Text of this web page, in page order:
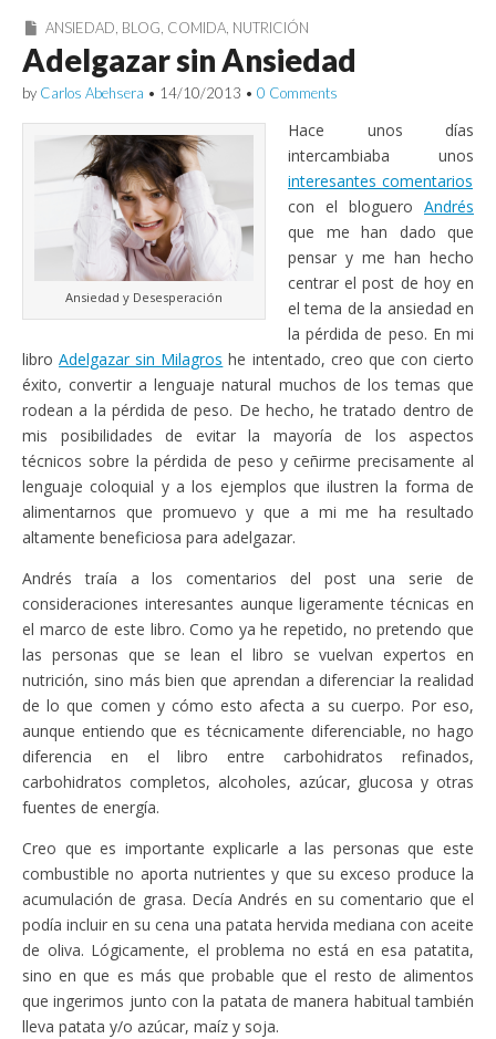
ANSIEDAD, BLOG, COMIDA, NUTRICIÓN
Adelgazar sin Ansiedad
by Carlos Abehsera • 14/10/2013 • 0 Comments
Ansiedad y Desesperación
Hace unos días
intercambiaba unos
interesantes comentarios
con el bloguero Andrés
que me han dado que
pensar y me han hecho
centrar el post de hoy en
el tema de la ansiedad en
la pérdida de peso. En mi
libroAdelgazar sin Milagros he intentado, creo que con cierto
éxito, convertir a lenguaje natural muchos de los temas que
rodean a la pérdida de peso. De hecho, he tratado dentro de
mis posibilidades de evitar la mayoría de los aspectos
técnicos sobre la pérdida de peso y ceñirme precisamente al
lenguaje coloquial y a los ejemplos que ilustren la forma de
alimentarnos que promuevo y que a mi me ha resultado
altamente beneficiosa para adelgazar.
Andrés traía a los comentarios del post una serie de
consideraciones interesantes aunque ligeramente técnicas en
el marco de este libro. Como ya he repetido, no pretendo que
las personas que se lean el libro se vuelvan expertos en
nutrición, sino más bien que aprendan a diferenciar la realidad
de lo que comen y cómo esto afecta a su cuerpo. Por eso,
aunque entiendo que es técnicamente diferenciable, no hago
diferencia en el libro entre carbohidratos refinados,
carbohidratos completos, alcoholes, azúcar, glucosa y otras
fuentes de energía.
Creo que es importante explicarle a las personas que este
combustible no aporta nutrientes y que su exceso produce la
acumulación de grasa. Decía Andrés en su comentario que el
podía incluir en su cena una patata hervida mediana con aceite
de oliva. Lógicamente, el problema no está en esa patatita,
sino en que es más que probable que el resto de alimentos
que ingerimos junto con la patata de manera habitual también
lleva patata y/o azúcar, maíz y soja.